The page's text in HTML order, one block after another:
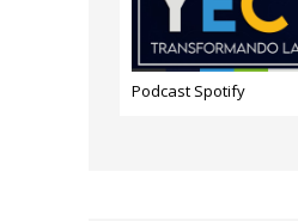
Podcast Spotify